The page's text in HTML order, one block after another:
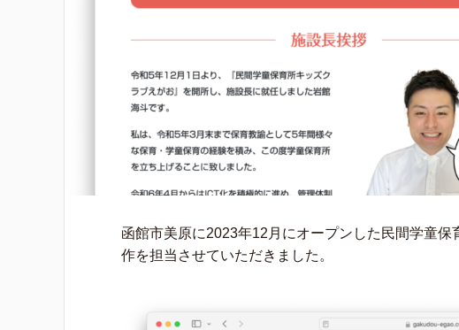
函館市美原に2023年12月にオープンした民間学童
作を担当させていただきました。